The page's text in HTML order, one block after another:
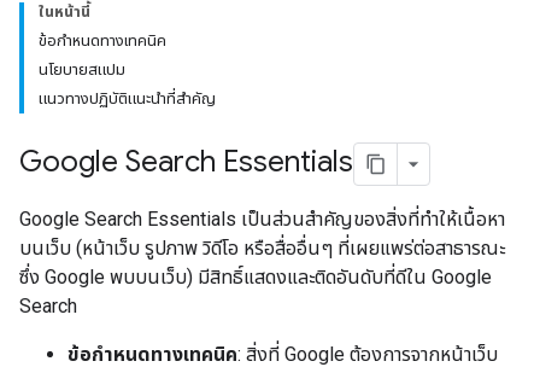
ในหน้านี้
ข้อกำหนดทางเทคนิค
นโยบายสแปม
แนวทางปฏิบัติแนะนำที่สำคัญ
Google Search Essentials
Google Search Essentials เป็นส่วนสำคัญของสิ่งที่ทำให้เนื้อหา
บนเว็บ (หน้าเว็บ รูปภาพ วิดีโอ หรือสื่ออื่นๆ ที่เผยแพร่ต่อสาธารณะ
ซึ่ง Google พบบนเว็บ) มีสิทธิ์แสดงและติดอันดับที่ดีใน Google
Search
ข้อกำหนดทางเทคนิค: สิ่งที่ Google ต้องการจากหน้าเว็บ